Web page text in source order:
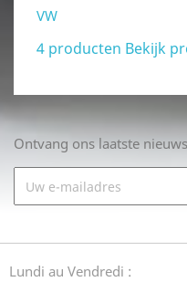
VW
4 producten Bekijk
Ontvang ons laatste
Lundi au Vendredi :